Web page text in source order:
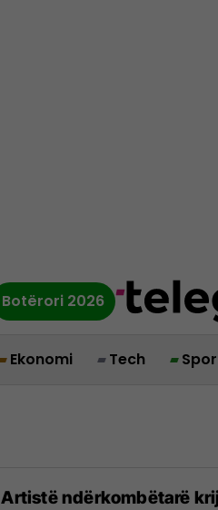
Botërori 2026
Ekonomi Tech
Artistë ndërkombëtarë